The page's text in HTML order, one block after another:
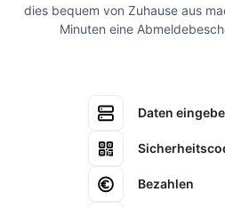
dies bequem von Zuhause aus
Minuten eine
Daten
Bezahlen